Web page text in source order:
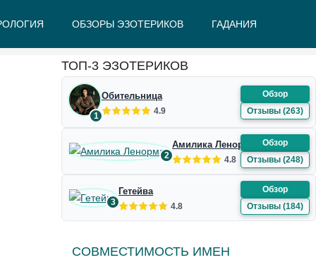
ОБЗОРЫ ЭЗОТЕРИКОВ ГАДАНИЯ
ТОП-3 ЭЗОТЕРИКОВ
1
Обительница
4.9
Обзор
Отзывы (263)
2
Амилика Ленорман
4.8
Обзор
Отзывы (248)
3
Гетейва
4.8
Обзор
Отзывы (184)
СОВМЕСТИМОСТЬ ИМЕН